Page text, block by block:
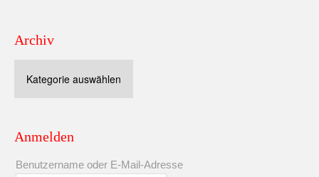
Archiv
Anmelden
Benutzername oder E-Mail-Adresse